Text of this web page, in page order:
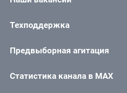
Техподдержка
Предвыборная агитация
Статистика канала в MAX